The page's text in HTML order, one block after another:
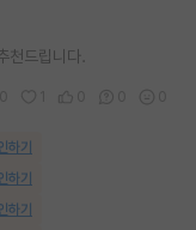
드립니다.
하기
하기
하기